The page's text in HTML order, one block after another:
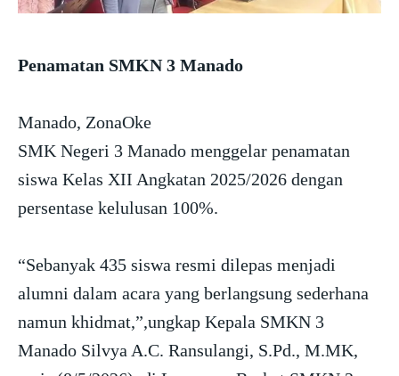
Penamatan SMKN 3 Manado
Manado, ZonaOke
SMK Negeri 3 Manado menggelar penamatan
siswa Kelas XII Angkatan 2025/2026 dengan
persentase kelulusan 100%.
“Sebanyak 435 siswa resmi dilepas menjadi
alumni dalam acara yang berlangsung sederhana
namun khidmat,”,ungkap Kepala SMKN 3
Manado Silvya A.C. Ransulangi, S.Pd., M.MK,